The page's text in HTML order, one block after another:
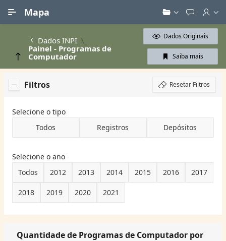
Mapa
Dados INPI
Painel - Programas de
Computador
Dados Originais
Saiba mais
Filtros Resetar Filtros
Selecione o tipo
Todos
Registros Depósitos
Selecione o ano
Todos
2012 2013 2014 2015 2016 2017
2018 2019 2020 2021
Quantidade de Programas de Computador por